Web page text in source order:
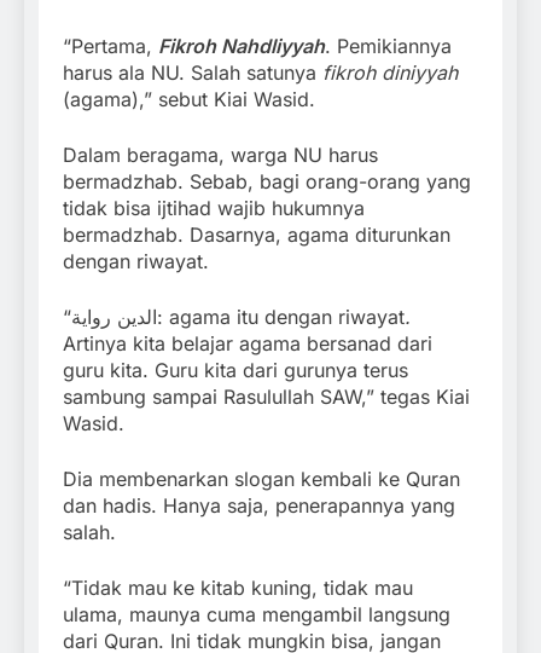
“Pertama, Fikroh Nahdliyyah. Pemikiannya
harus ala NU. Salah satunya fikroh diniyyah
(agama),” sebut Kiai Wasid.
Dalam beragama, warga NU harus
bermadzhab. Sebab, bagi orang-orang yang
tidak bisa ijtihad wajib hukumnya
bermadzhab. Dasarnya, agama diturunkan
dengan riwayat.
“الدين رواية: agama itu dengan riwayat.
Artinya kita belajar agama bersanad dari
guru kita. Guru kita dari gurunya terus
sambung sampai Rasulullah SAW,” tegas Kiai
Wasid.
Dia membenarkan slogan kembali ke Quran
dan hadis. Hanya saja, penerapannya yang
salah.
“Tidak mau ke kitab kuning, tidak mau
ulama, maunya cuma mengambil langsung
dari Quran. Ini tidak mungkin bisa, jangan